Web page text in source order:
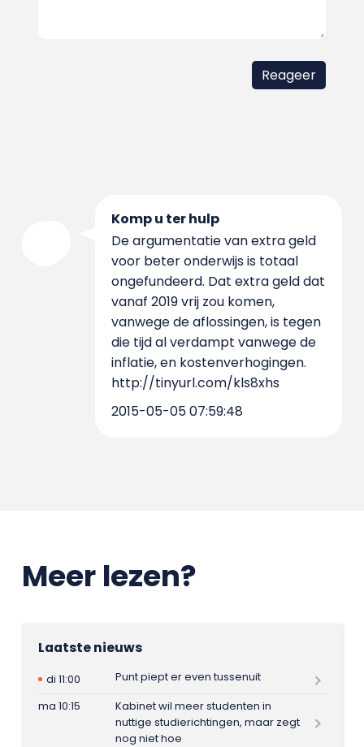
Komp u ter hulp
De argumentatie van extra geld
voor beter onderwijs is totaal
ongefundeerd. Dat extra geld dat
vanaf 2019 vrij zou komen,
vanwege de aflossingen, is tegen
die tijd al verdampt vanwege de
inflatie, en kostenverhogingen.
http://tinyurl.com/kls8xhs
2015-05-05 07:59:48
Meer lezen?
Laatste nieuws
di 11:00
Punt piept er even tussenuit
ma 10:15
Kabinet wil meer studenten in
nuttige studierichtingen, maar zegt
nog niet hoe